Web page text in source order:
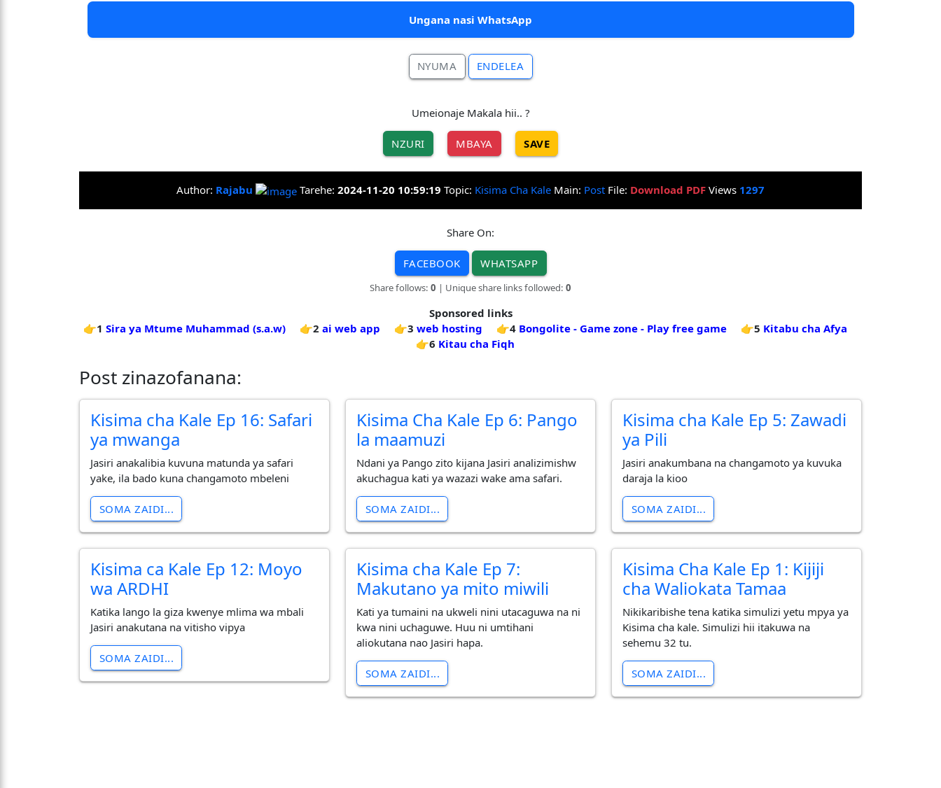
Ungana nasi WhatsApp
NYUMA ENDELEA
Umeionaje Makala hii.. ?
NZURI MBAYA SAVE
Author: Rajabu Tarehe: 2024-11-20 10:59:19 Topic: Kisima Cha Kale Main: Post File: Download PDF Views 1297
Share On:
FACEBOOK WHATSAPP
Share follows: 0 | Unique share links followed: 0
Sponsored links
👉1 Sira ya Mtume Muhammad (s.a.w) 👉2 ai web app 👉3 web hosting 👉4 Bongolite - Game zone - Play free game 👉5 Kitabu cha Afya
👉6 Kitau cha Fiqh
Post zinazofanana:
Kisima cha Kale Ep 16: Safari
ya mwanga
Jasiri anakalibia kuvuna matunda ya safari
yake, ila bado kuna changamoto mbeleni
SOMA ZAIDI...
Kisima Cha Kale Ep 6: Pango
la maamuzi
Ndani ya Pango zito kijana Jasiri analizimishw
akuchagua kati ya wazazi wake ama safari.
SOMA ZAIDI...
Kisima cha Kale Ep 5: Zawadi
ya Pili
Jasiri anakumbana na changamoto ya kuvuka
daraja la kioo
SOMA ZAIDI...
Kisima ca Kale Ep 12: Moyo
wa ARDHI
Katika lango la giza kwenye mlima wa mbali
Jasiri anakutana na vitisho vipya
SOMA ZAIDI...
Kisima cha Kale Ep 7:
Makutano ya mito miwili
Kati ya tumaini na ukweli nini utacaguwa na ni
kwa nini uchaguwe. Huu ni umtihani
aliokutana nao Jasiri hapa.
SOMA ZAIDI...
Kisima Cha Kale Ep 1: Kijiji
cha Waliokata Tamaa
Nikikaribishe tena katika simulizi yetu mpya ya
Kisima cha kale. Simulizi hii itakuwa na
sehemu 32 tu.
SOMA ZAIDI...